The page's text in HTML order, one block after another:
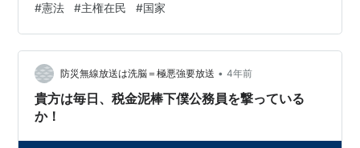
に対し、改正草案は最後に「日本国民は、良き伝統と
我々の国家を末永く子孫に継承するため、ここに、この
憲法を制定する。」と書いている。これでは良くて現状
維持ではなかろうか？ 今回は、現憲法の第一段落を三つ
に分解してみる。（１） 日本国民は、正当に選挙された
国会における代表者を通じて行…
#憲法 #主権在民 #国家
防災無線放送は洗脳＝極悪強要放送 • 4年前
貴方は毎日、税金泥棒下僕公務員を撃っている
か！